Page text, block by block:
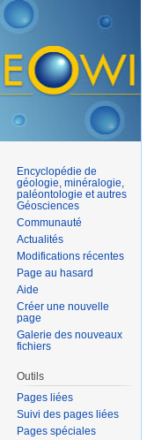
Encyclopédie de
géologie, minéralogie,
paléontologie et autres
Géosciences
Communauté
Actualités
Modifications récentes
Page au hasard
Aide
Créer une nouvelle
page
Galerie des nouveaux
fichiers
Outils
Pages liées
Suivi des pages liées
Pages spéciales